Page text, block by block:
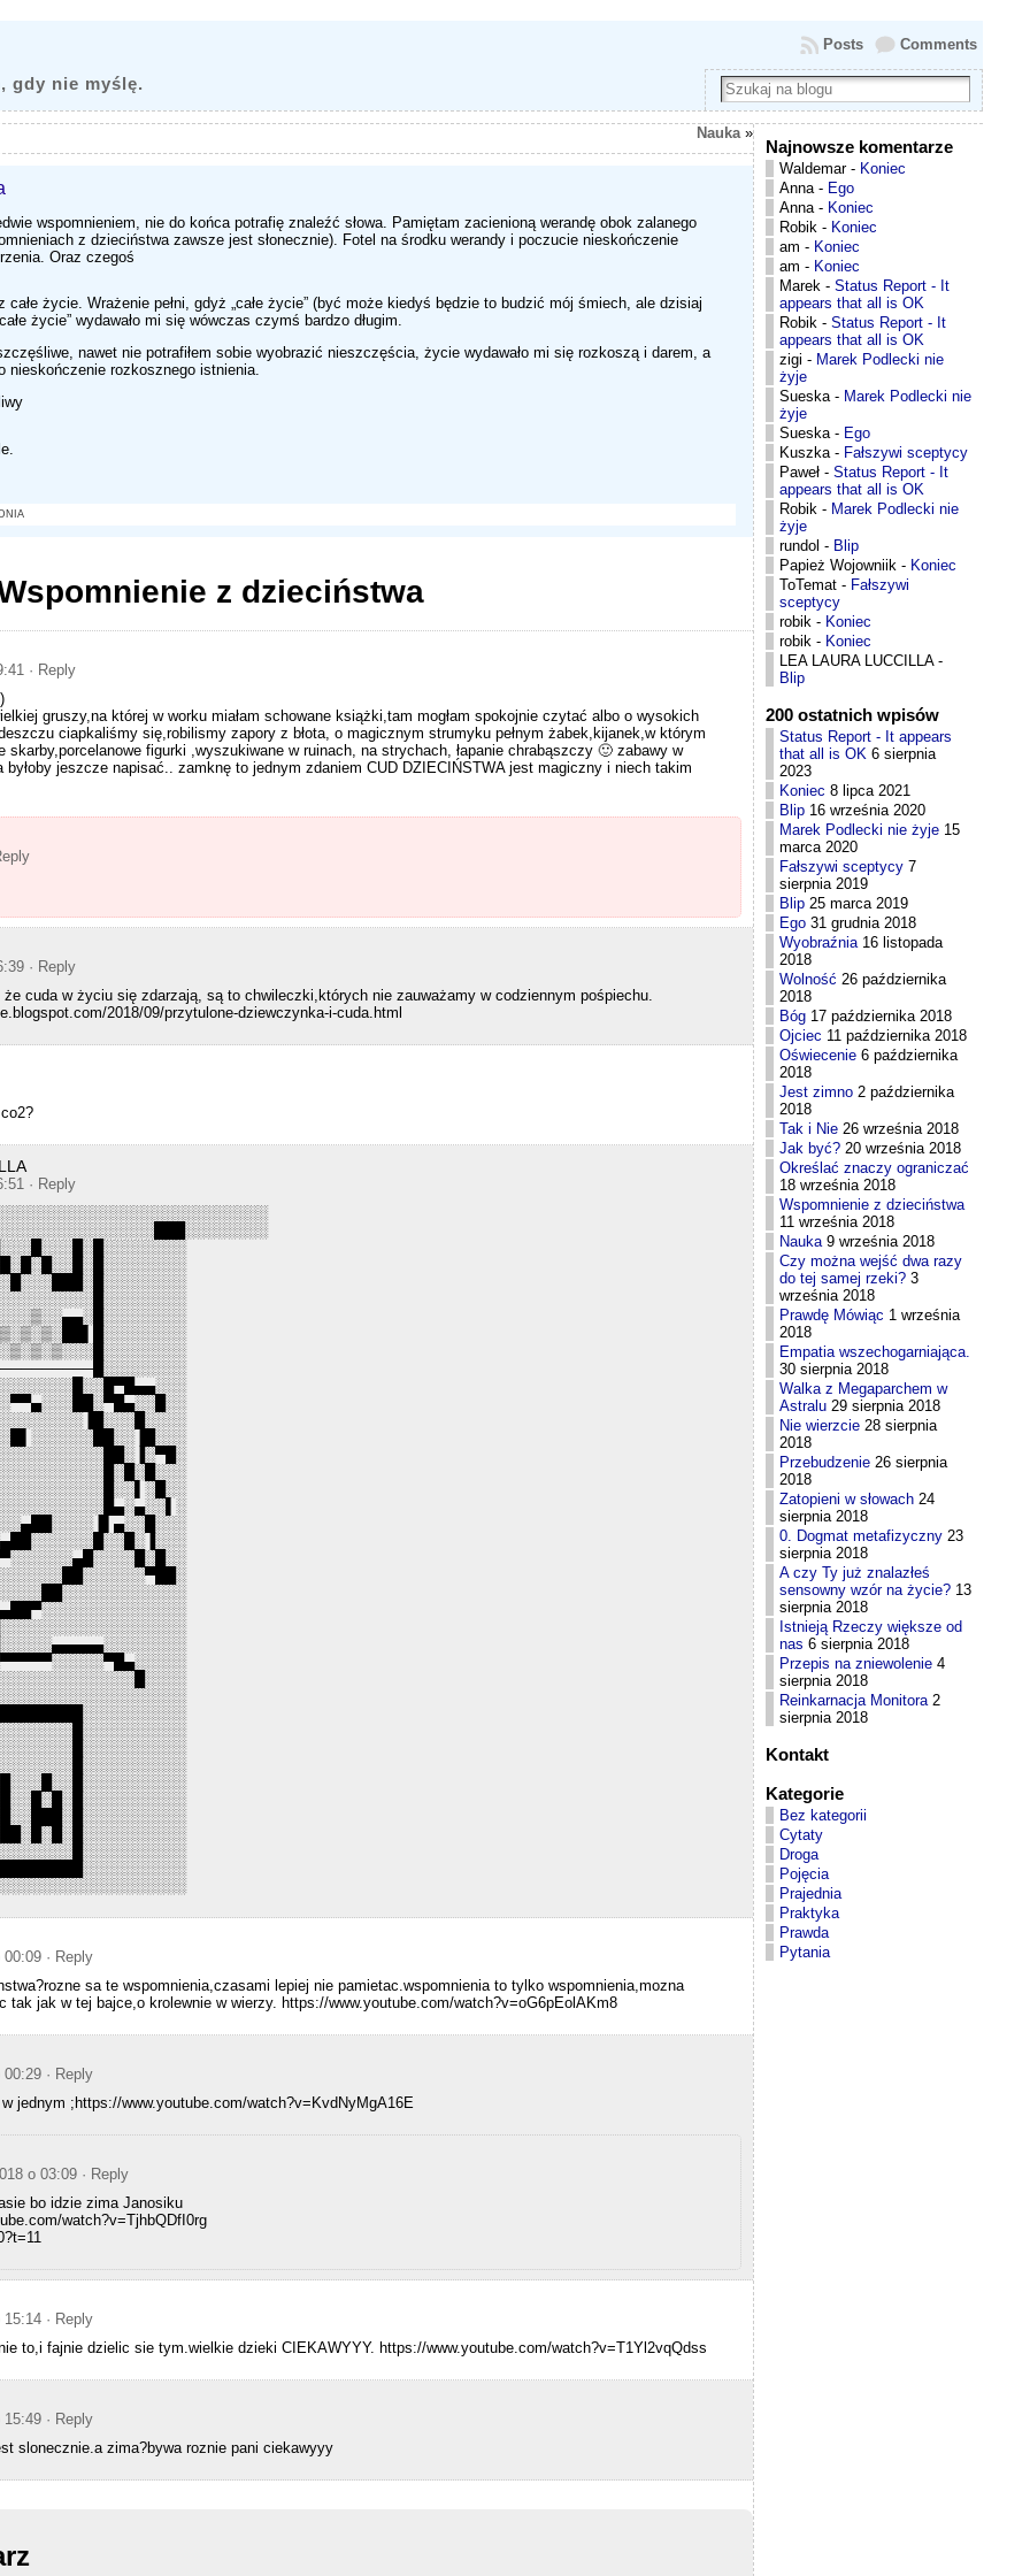
gdy nie myślę.
Comments
Posts
Nauka»
wspomnieniem, nie do końca potrafię znaleźć słowa. Pamiętam zacienioną werandę obok zalanego
z dzieciństwa zawsze jest słonecznie). Fotel na środku werandy i poczucie nieskończenie
Oraz czegoś
całe życie. Wrażenie pełni, gdyż „całe życie” (być może kiedyś będzie to budzić mój śmiech, ale dzisiaj
życie” wydawało mi się wówczas czymś bardzo długim.
nawet nie potrafiłem sobie wyobrazić nieszczęścia, życie wydawało mi się rozkoszą i darem, a
nieskończenie rozkosznego istnienia.
z dzieciństwa
· Reply
gruszy,na której w worku miałam schowane książki,tam mogłam spokojnie czytać albo o wysokich
ciapkaliśmy się,robilismy zapory z błota, o magicznym strumyku pełnym żabek,kijanek,w którym
skarby,porcelanowe figurki ,wyszukiwane w ruinach, na strychach, łapanie chrabąszczy 🙂 zabawy w
byłoby jeszcze napisać.. zamknę to jednym zdaniem CUD DZIECIŃSTWA jest magiczny i niech takim
· Reply
cuda w życiu się zdarzają, są to chwileczki,których nie zauważamy w codziennym pośpiechu.
2018/09/przytulone-dziewczynka-i-cuda.html
· Reply
00:09 · Reply
sa te wspomnienia,czasami lepiej nie pamietac.wspomnienia to tylko wspomnienia,mozna
tak jak w tej bajce,o krolewnie w wierzy. https://www.youtube.com/watch?v=oG6pEolAKm8
00:29 · Reply
jednym ;https://www.youtube.com/watch?v=KvdNyMgA16E
o 03:09 · Reply
bo idzie zima Janosiku
watch?v=TjhbQDfI0rg
15:14 · Reply
to,i fajnie dzielic sie tym.wielkie dzieki CIEKAWYYY. https://www.youtube.com/watch?v=T1Yl2vqQdss
15:49 · Reply
slonecznie.a zima?bywa roznie pani ciekawyyy
Najnowsze komentarze
Waldemar- Koniec
Anna- Ego
Anna- Koniec
Robik - Koniec
am - Koniec
am - Koniec
Marek -Status Report - It
appears that all is OK
Robik -Status Report - It
appears that all is OK
zigi - Marek Podlecki nie
żyje
Sueska- Marek Podlecki nie
żyje
Sueska- Ego
Kuszka- Fałszywi sceptycy
Paweł -Status Report - It
appears that all is OK
Robik - Marek Podlecki nie
żyje
rundol - Blip
Papież Wojowniik - Koniec
ToTemat - Fałszywi
sceptycy
robik - Koniec
robik - Koniec
LEA LAURA LUCCILLA-
Blip
200 ostatnich wpisów
Status Report - It appears
that all is OK 6 sierpnia
2023
Koniec 8 lipca 2021
Blip 16 września 2020
Marek Podlecki nie żyje 15
marca 2020
Fałszywi sceptycy 7
sierpnia 2019
Blip 25 marca 2019
Ego 31 grudnia 2018
Wyobraźnia 16 listopada
2018
Wolność 26 października
2018
Bóg 17 października 2018
Ojciec 11 października 2018
Oświecenie 6 października
2018
Jest zimno 2 października
2018
Tak i Nie 26 września 2018
Jak być? 20 września 2018
Określać znaczy ograniczać
18 września 2018
Wspomnienie z dzieciństwa
11 września 2018
Nauka 9 września 2018
Czy można wejść dwa razy
do tej samej rzeki? 3
września 2018
Prawdę Mówiąc 1 września
2018
Empatia wszechogarniająca.
30 sierpnia 2018
Walka z Megaparchem w
Astralu 29 sierpnia 2018
Nie wierzcie 28 sierpnia
2018
Przebudzenie 26 sierpnia
2018
Zatopieni w słowach 24
sierpnia 2018
0. Dogmat metafizyczny 23
sierpnia 2018
A czy Ty już znalazłeś
sensowny wzór na życie? 13
sierpnia 2018
Istnieją Rzeczy większe od
nas 6 sierpnia 2018
Przepis na zniewolenie 4
sierpnia 2018
Reinkarnacja Monitora 2
sierpnia 2018
Kontakt
Kategorie
Bez kategorii
Cytaty
Droga
Pojęcia
Prajednia
Praktyka
Prawda
Pytania